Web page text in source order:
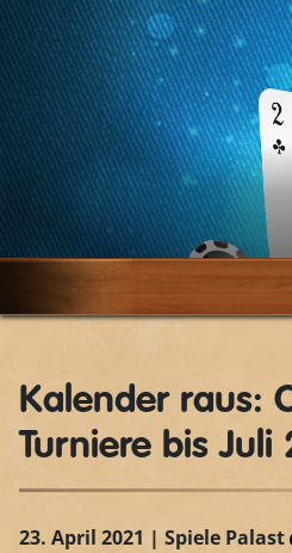
Kalender raus:
Turniere bis Juli
23. April 2021 | Spiele Palast